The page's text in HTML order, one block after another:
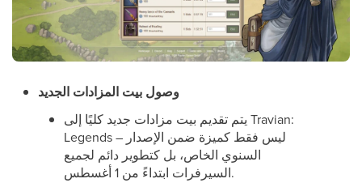
وصول بيت المزادات الجديد
يتم تقديم بيت مزادات جديد كليًا إلى Travian:
Legends – ليس فقط كميزة ضمن الإصدار
السنوي الخاص، بل كتطوير دائم لجميع
السيرفرات ابتداءً من 1 أغسطس.